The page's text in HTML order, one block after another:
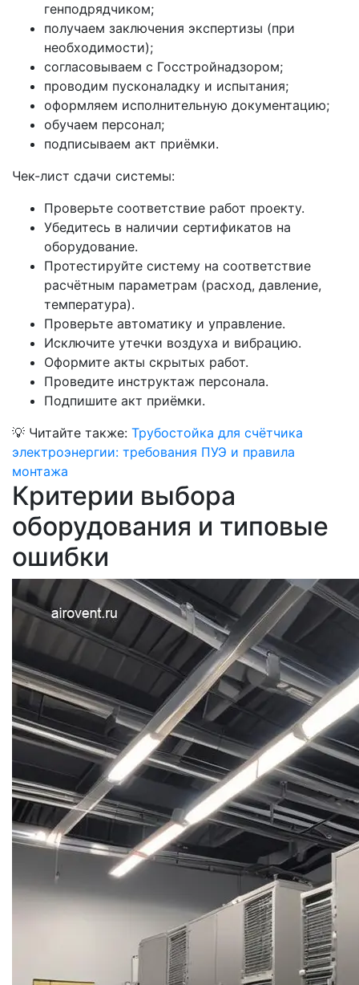
генподрядчиком;
получаем заключения экспертизы (при
необходимости);
согласовываем с Госстройнадзором;
проводим пусконаладку и испытания;
оформляем исполнительную документацию;
обучаем персонал;
подписываем акт приёмки.
Чек-лист сдачи системы:
Проверьте соответствие работ проекту.
Убедитесь в наличии сертификатов на
оборудование.
Протестируйте систему на соответствие
расчётным параметрам (расход, давление,
температура).
Проверьте автоматику и управление.
Исключите утечки воздуха и вибрацию.
Оформите акты скрытых работ.
Проведите инструктаж персонала.
Подпишите акт приёмки.
💡 Читайте также: Трубостойка для счётчика
электроэнергии: требования ПУЭ и правила
монтажа
Критерии выбора
оборудования и типовые
ошибки